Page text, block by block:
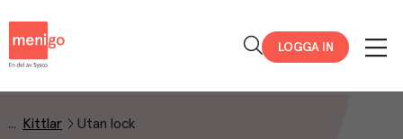
LOGGA IN
Kittlar Utan lock